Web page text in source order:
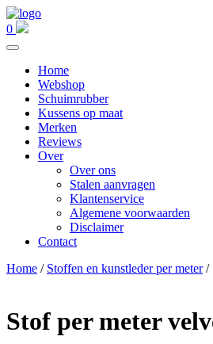
0
Home
Webshop
Schuimrubber
Kussens op maat
Merken
Reviews
Over
Over ons
Stalen aanvragen
Klantenservice
Algemene voorwaarden
Disclaimer
Contact
Home / Stoffen en kunstleder per meter/
Stof per meter